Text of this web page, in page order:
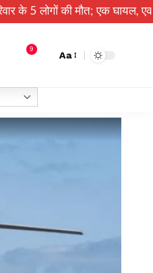
मौत; एक घायल, एक की तलाश जारी
9
Aa